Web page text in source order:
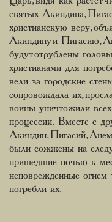
святых Акиндина,
христианскую веру,
Акиндину и Пигасию,
будут отрублены
христианами для
вели за городские
сопровождала их,
воины уничтожили
процессии. Вместе с
Акиндин, Пигасий,
были сожжены на
пришедшие ночью к
неповрежденные огнем
погребли их.